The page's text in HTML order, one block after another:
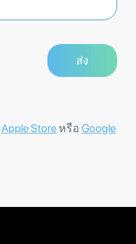
Apple Store หรือ Google